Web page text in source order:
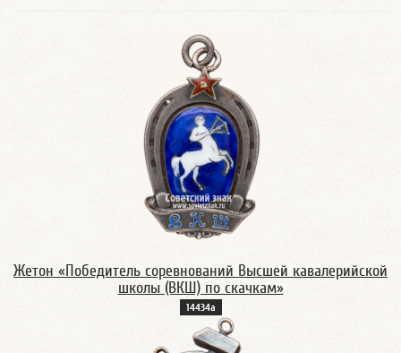
Жетон «Победитель соревнований Высшей кавалерийской
школы (ВКШ) по скачкам»
14434а